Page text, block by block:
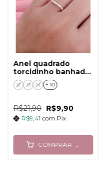
Anel quadrado
torcidinho banhado
a prata
12 13 14 + 10
R$21,90 R$9,90
R$9,41 com Pix
COMPRAR →